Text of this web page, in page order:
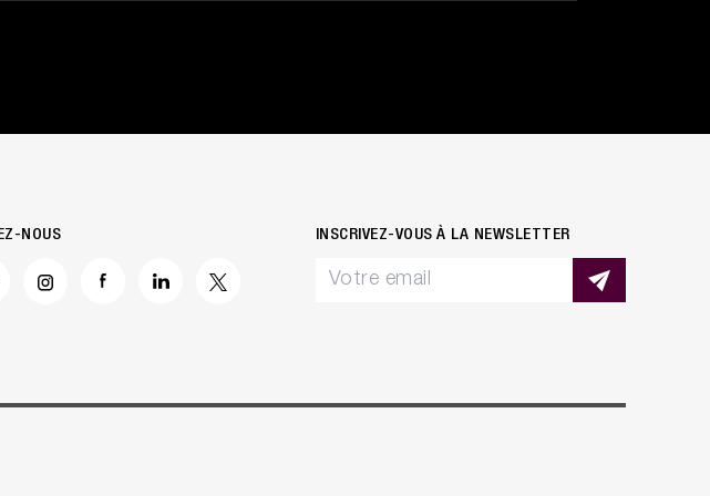
NOUS INSCRIVEZ-VOUS À LA NEWSLETTER